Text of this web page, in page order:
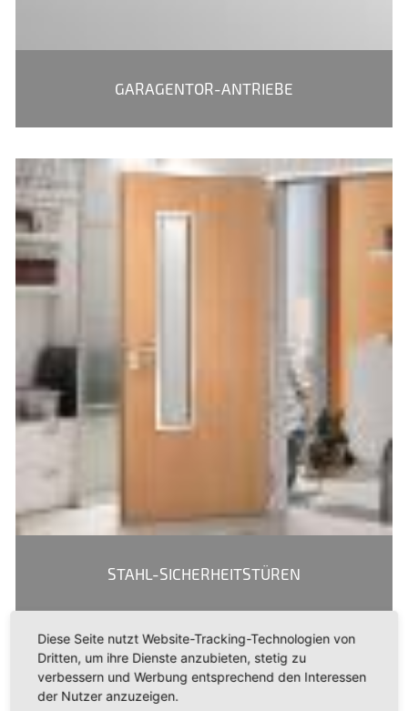
GARAGENTOR-ANTRIEBE
STAHL-SICHERHEITSTÜREN
Diese Seite nutzt Website-Tracking-Technologien von
Dritten, um ihre Dienste anzubieten, stetig zu
verbessern und Werbung entsprechend den Interessen
der Nutzer anzuzeigen.